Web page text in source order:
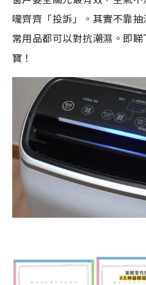
嚨齊齊「投訴」。其實不靠
常用品都可以對抗潮濕。即
寶！